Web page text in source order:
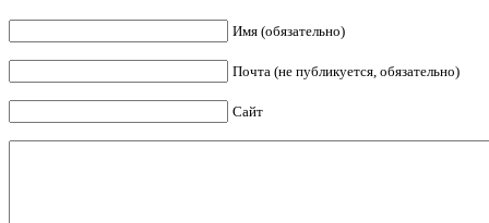
Имя (обязательно)
Почта (не публикуется, обязательно)
Сайт